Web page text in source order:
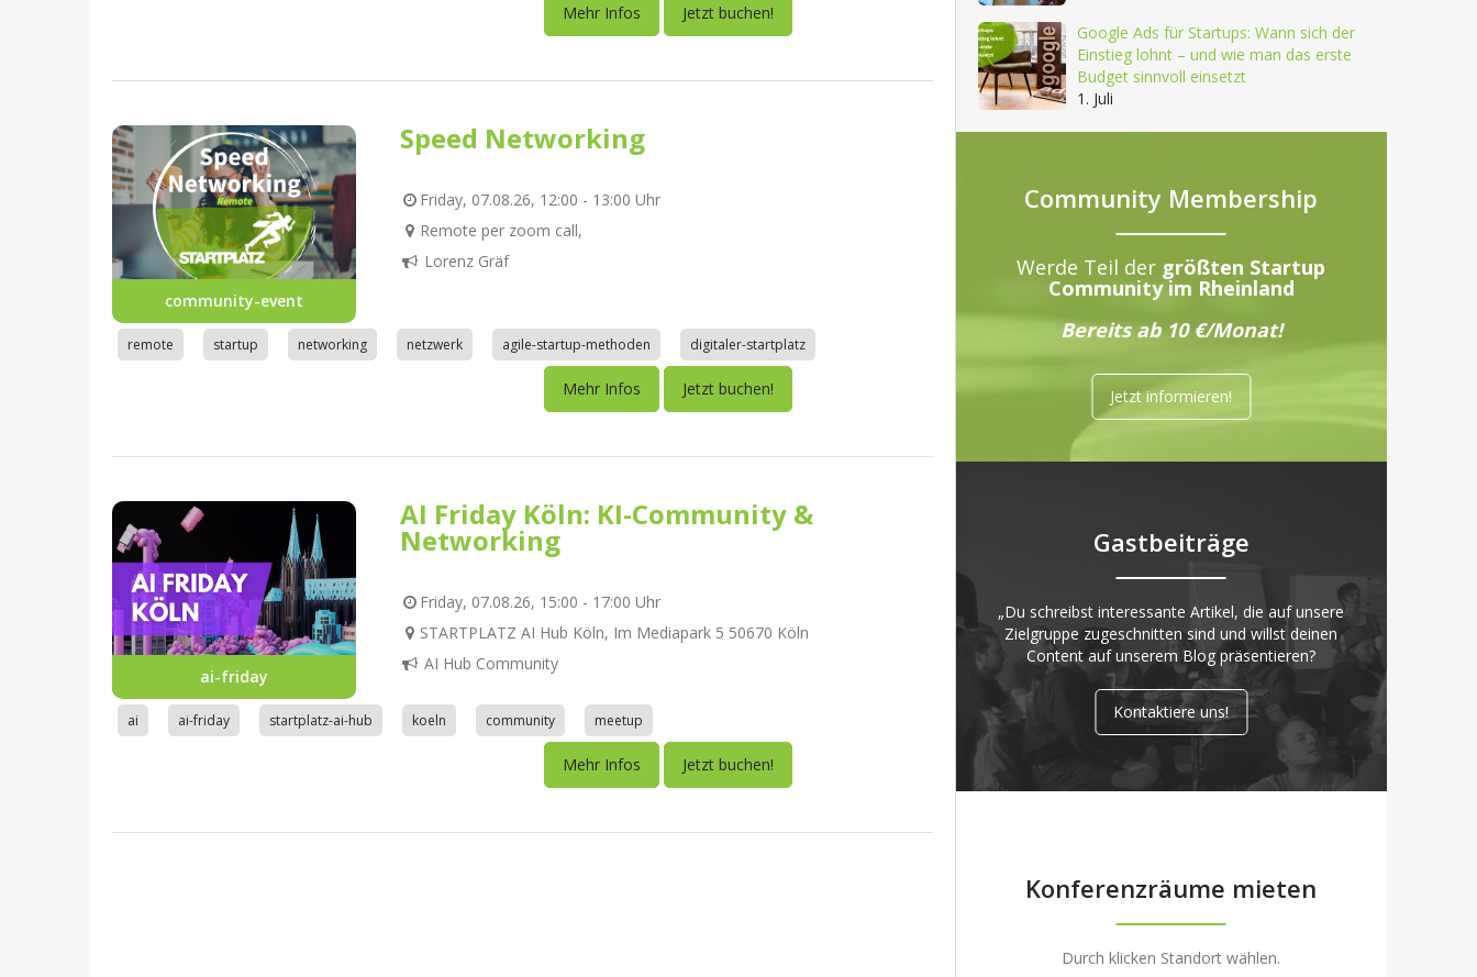
Mehr Infos Jetzt buchen!
community-event
Speed Networking
Friday, 07.08.26, 12:00 - 13:00 Uhr
Remote per zoom call,
Lorenz Gräf
remote startup networking netzwerk agile-startup-methoden digitaler-startplatz
Mehr Infos Jetzt buchen!
ai-friday
AI Friday Köln: KI-Community &
Networking
Friday, 07.08.26, 15:00 - 17:00 Uhr
STARTPLATZ AI Hub Köln, Im Mediapark 5 50670 Köln
AI Hub Community
ai ai-friday startplatz-ai-hub koeln community meetup
Mehr Infos Jetzt buchen!
Google Ads für Startups: Wann sich der
Einstieg lohnt – und wie man das erste
Budget sinnvoll einsetzt
1. Juli
Community Membership
Werde Teil der größten Startup
Community im Rheinland
Bereits ab 10 €/Monat!
Jetzt informieren!
Gastbeiträge
„Du schreibst interessante Artikel, die auf unsere
Zielgruppe zugeschnitten sind und willst deinen
Content auf unserem Blog präsentieren?
Kontaktiere uns!
Konferenzräume mieten
Durch klicken Standort wählen.